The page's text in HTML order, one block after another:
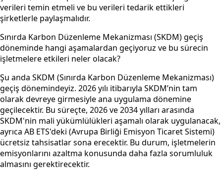
verileri temin etmeli ve bu verileri tedarik ettikleri
şirketlerle paylaşmalıdır.
Sınırda Karbon Düzenleme Mekanizması (SKDM) geçiş
döneminde hangi aşamalardan geçiyoruz ve bu sürecin
işletmelere etkileri neler olacak?
Şu anda SKDM (Sınırda Karbon Düzenleme Mekanizması)
geçiş dönemindeyiz. 2026 yılı itibarıyla SKDM’nin tam
olarak devreye girmesiyle ana uygulama dönemine
geçilecektir. Bu süreçte, 2026 ve 2034 yılları arasında
SKDM'nin mali yükümlülükleri aşamalı olarak uygulanacak,
ayrıca AB ETS'deki (Avrupa Birliği Emisyon Ticaret Sistemi)
ücretsiz tahsisatlar sona erecektir. Bu durum, işletmelerin
emisyonlarını azaltma konusunda daha fazla sorumluluk
almasını gerektirecektir.